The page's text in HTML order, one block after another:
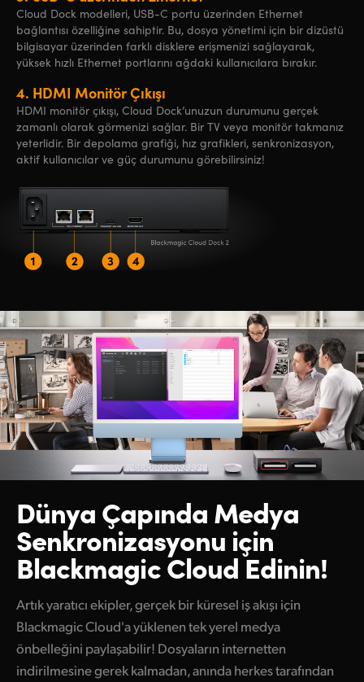
Cloud Dock modelleri, USB-C portu üzerinden Ethernet
bağlantısı özelliğine sahiptir. Bu, dosya yönetimi için bir dizüstü
bilgisayar üzerinden farklı disklere erişmenizi sağlayarak,
yüksek hızlı Ethernet portlarını ağdaki kullanıcılara bırakır.
4. HDMI Monitör Çıkışı
HDMI monitör çıkışı, Cloud Dock’unuzun durumunu gerçek
zamanlı olarak görmenizi sağlar. Bir TV veya monitör takmanız
yeterlidir. Bir depolama grafiği, hız grafikleri, senkronizasyon,
aktif kullanıcılar ve güç durumunu görebilirsiniz!
Dünya ÇapındaMedya
Senkronizasyonu için
Blackmagic Cloud Edinin!
Artık yaratıcı ekipler, gerçek bir küresel iş akışı için
Blackmagic Cloud'a yüklenen tek yerel medya
önbelleğini paylaşabilir! Dosyaların internetten
indirilmesine gerek kalmadan, anında herkes tarafından